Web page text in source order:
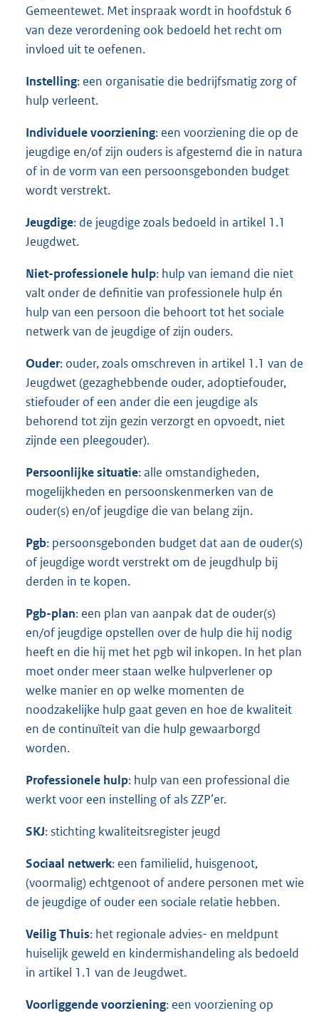
Gemeentewet. Met inspraak wordt in hoofdstuk 6
van deze verordening ook bedoeld het recht om
invloed uit te oefenen.
Instelling: een organisatie die bedrijfsmatig zorg of
hulp verleent.
Individuele voorziening: een voorziening die op de
jeugdige en/of zijn ouders is afgestemd die in natura
of in de vorm van een persoonsgebonden budget
wordt verstrekt.
Jeugdige: de jeugdige zoals bedoeld in artikel 1.1
Jeugdwet.
Niet-professionele hulp: hulp van iemand die niet
valt onder de definitie van professionele hulp én
hulp van een persoon die behoort tot het sociale
netwerk van de jeugdige of zijn ouders.
Ouder: ouder, zoals omschreven in artikel 1.1 van de
Jeugdwet (gezaghebbende ouder, adoptiefouder,
stiefouder of een ander die een jeugdige als
behorend tot zijn gezin verzorgt en opvoedt, niet
zijnde een pleegouder).
Persoonlijke situatie: alle omstandigheden,
mogelijkheden en persoonskenmerken van de
ouder(s) en/of jeugdige die van belang zijn.
Pgb: persoonsgebonden budget dat aan de ouder(s)
of jeugdige wordt verstrekt om de jeugdhulp bij
derden in te kopen.
Pgb-plan: een plan van aanpak dat de ouder(s)
en/of jeugdige opstellen over de hulp die hij nodig
heeft en die hij met het pgb wil inkopen. In het plan
moet onder meer staan welke hulpverlener op
welke manier en op welke momenten de
noodzakelijke hulp gaat geven en hoe de kwaliteit
en de continuïteit van die hulp gewaarborgd
worden.
Professionele hulp: hulp van een professional die
werkt voor een instelling of als ZZP’er.
SKJ: stichting kwaliteitsregister jeugd
Sociaal netwerk: een familielid, huisgenoot,
(voormalig) echtgenoot of andere personen met wie
de jeugdige of ouder een sociale relatie hebben.
Veilig Thuis: het regionale advies- en meldpunt
huiselijk geweld en kindermishandeling als bedoeld
in artikel 1.1 van de Jeugdwet.
Voorliggende voorziening: een voorziening op